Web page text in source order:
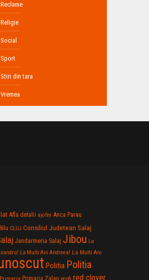
Reclame
Religie
Social
Sport
Stiri din tara
Vremea
Afla detalii ajofm Anca Parau
CLUJ Consiliul Judetean Salaj
Jandarmeria Salaj Jibou La
La Multi Ani Andreea! La Multi Ani
Politia Politia
Primaria Zalau profi red clover